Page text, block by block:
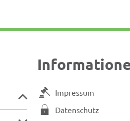
Impressum
Datenschutz